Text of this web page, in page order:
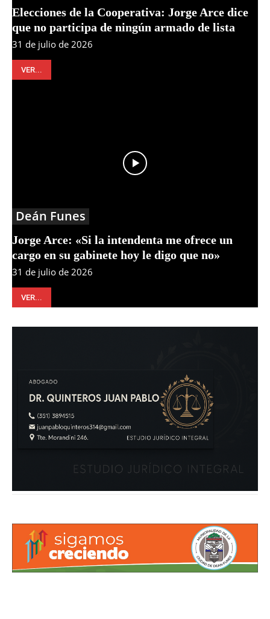
Elecciones de la Cooperativa: Jorge Arce dice
que no participa de ningún armado de lista
31 de julio de 2026
VER...
Deán Funes
Jorge Arce: «Si la intendenta me ofrece un
cargo en su gabinete hoy le digo que no»
31 de julio de 2026
VER...